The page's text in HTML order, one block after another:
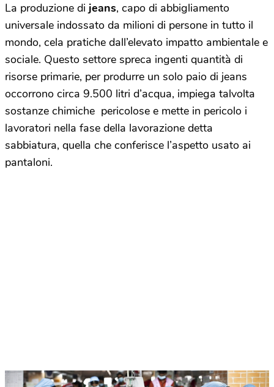
La produzione di jeans, capo di abbigliamento
universale indossato da milioni di persone in tutto il
mondo, cela pratiche dall’elevato impatto ambientale e
sociale. Questo settore spreca ingenti quantità di
risorse primarie, per produrre un solo paio di jeans
occorrono circa 9.500 litri d’acqua, impiega talvolta
sostanze chimiche pericolose e mette in pericolo i
lavoratori nella fase della lavorazione detta
sabbiatura, quella che conferisce l’aspetto usato ai
pantaloni.